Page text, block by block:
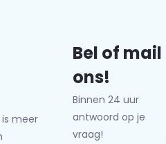
meer
Bel of mail
ons!
Binnen 24 uur
antwoord op je
vraag!